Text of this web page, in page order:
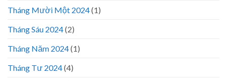
Tháng Mười Một 2024(1)
Tháng Sáu 2024(2)
Tháng Năm 2024(1)
Tháng Tư 2024(4)